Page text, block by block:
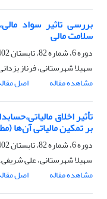
بررسی تاثیر سواد
سلامت مالی
دوره 6، شماره 82، تابستان 1402، صفحه
سهیلا شهرستانی، فرناز
مشاهده مقاله
اصل
تأثیر اخلاق
بر تمکین مالیاتی آن‌ها
دوره 6، شماره 82، تابستان 1402، صفحه
سهیلا شهرستانی، علی
مشاهده مقاله
اصل